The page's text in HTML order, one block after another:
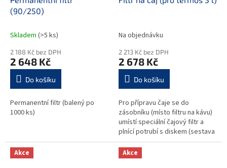
(90/250)
Skladem (>5 ks)
2 188 Kč bez DPH
2 648 Kč
Do košíku
Permanentní filtr (balený po
1000 ks)
Na objednávku
2 213 Kč bez DPH
2 678 Kč
Do košíku
Pro přípravu čaje se do
zásobníku (místo filtru na kávu)
umístí speciální čajový filtr a
plnící potrubí s diskem (sestava
se skládá ze 2 artiklů - nutno
objednat oba artikly pro...
Akce Akce